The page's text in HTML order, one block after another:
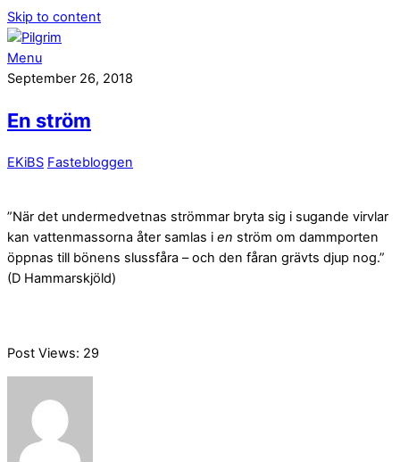
Skip to content
Menu
September 26, 2018
En ström
EKiBS Fastebloggen
”När det undermedvetnas strömmar bryta sig i sugande virvlar
kan vattenmassorna åter samlas i en ström om dammporten
öppnas till bönens slussfåra – och den fåran grävts djup nog.”
(D Hammarskjöld)
Post Views: 29